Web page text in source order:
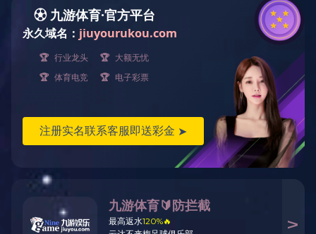
展飞机械专注
热门关键字